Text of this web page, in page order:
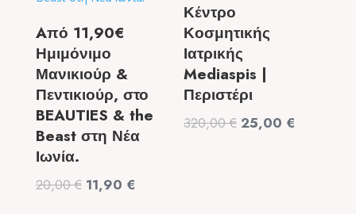
Aπό 11,90€
Ημιμόνιμο
Μανικιούρ &
Πεντικιούρ, στο
BEAUTIES & the
Beast στη Νέα
Ιωνία.
20,00€ Original
11,90 €
Κέντρο
Κοσμητικής
Ιατρικής
Mediaspis |
Περιστέρι
320,00€ Original
25,00 €